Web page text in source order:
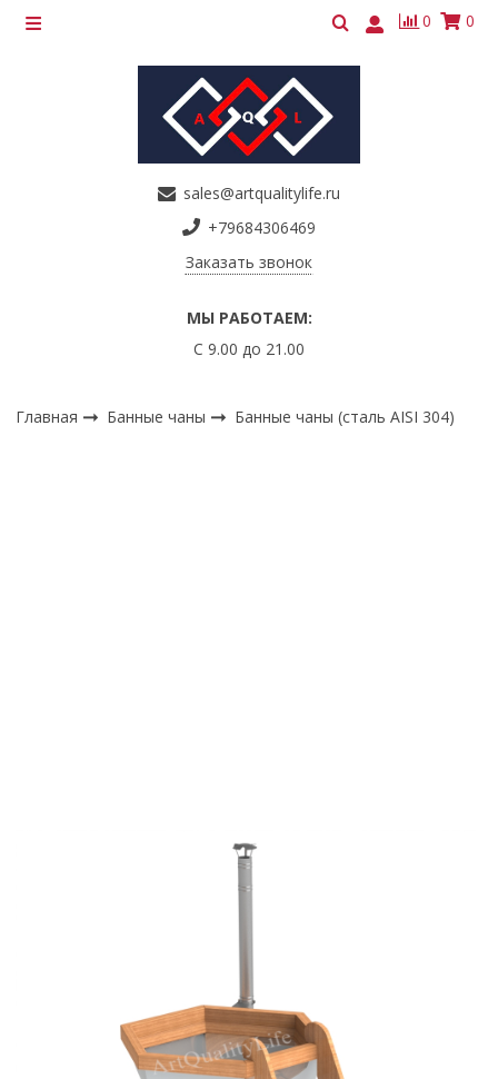
0 0
МЫ РАБОТАЕМ:
С 9.00 до 21.00
sales@artqualitylife.ru
+79684306469
Заказать звонок
Главная Банные чаны Банные чаны (сталь AISI 304)